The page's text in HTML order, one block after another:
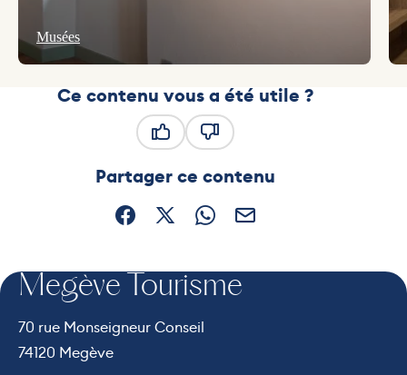
Musées
Ce contenu vous a été utile ?
Partager ce contenu
Partager sur Facebook (nouvelle fenêtre)
Partager sur X / Twitter (nouvelle
Partager sur WhatsApp
Partager par mail
Megève Tourisme
70 rue Monseigneur Conseil
74120 Megève